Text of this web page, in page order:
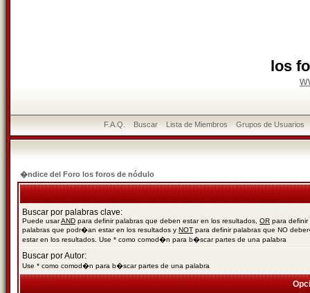
los
F.A.Q. Buscar Lista de Miembros Grupos de Usuarios
�ndice del Foro los foros de nódulo
Buscar por palabras clave:
Puede usarAND para definir palabras que deben estar en los resultados, OR para definir
palabras que podr�an estar en los resultados y NOT para definir palabras que NO
estar en los resultados. Use * como comod�n para b�scar partes de una palabra
Buscar por Autor:
Use * como comod�n para b�scar partes de una palabra